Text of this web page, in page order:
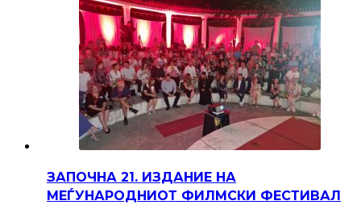
ЗАПОЧНА 21. ИЗДАНИЕ НА
МЕЃУНАРОДНИОТ ФИЛМСКИ ФЕСТИВАЛ